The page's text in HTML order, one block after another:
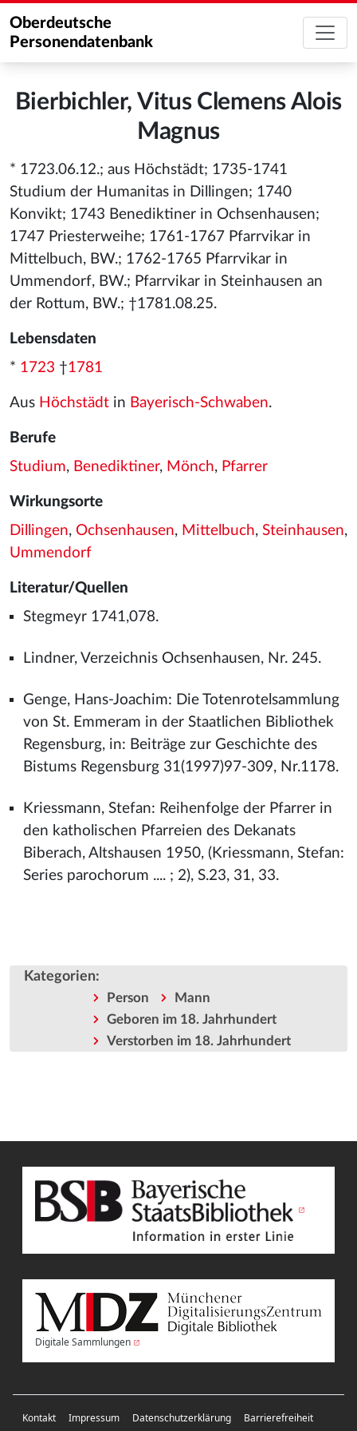
Oberdeutsche
Personendatenbank
Bierbichler, Vitus Clemens Alois
Magnus
* 1723.06.12.; aus Höchstädt; 1735-1741
Studium der Humanitas in Dillingen; 1740
Konvikt; 1743 Benediktiner in Ochsenhausen;
1747 Priesterweihe; 1761-1767 Pfarrvikar in
Mittelbuch, BW.; 1762-1765 Pfarrvikar in
Ummendorf, BW.; Pfarrvikar in Steinhausen an
der Rottum, BW.; †1781.08.25.
Lebensdaten
* 1723 †1781
Aus Höchstädt in Bayerisch-Schwaben.
Berufe
Studium, Benediktiner, Mönch, Pfarrer
Wirkungsorte
Dillingen, Ochsenhausen, Mittelbuch, Steinhausen,
Ummendorf
Literatur/Quellen
Stegmeyr 1741,078.
Lindner, Verzeichnis Ochsenhausen, Nr. 245.
Genge, Hans-Joachim: Die Totenrotelsammlung
von St. Emmeram in der Staatlichen Bibliothek
Regensburg, in: Beiträge zur Geschichte des
Bistums Regensburg 31(1997)97-309, Nr.1178.
Kriessmann, Stefan: Reihenfolge der Pfarrer in
den katholischen Pfarreien des Dekanats
Biberach, Altshausen 1950, (Kriessmann, Stefan:
Series parochorum .... ; 2), S.23, 31, 33.
Kategorien:
Person
Mann
Geboren im 18. Jahrhundert
Verstorben im 18. Jahrhundert
Digitale Sammlungen
Kontakt Impressum Datenschutzerklärung Barrierefreiheit